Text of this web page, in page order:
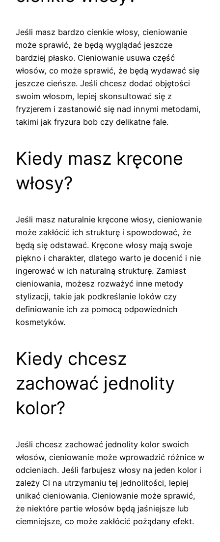
Jeśli masz bardzo cienkie włosy, cieniowanie
może sprawić, że będą wyglądać jeszcze
bardziej płasko. Cieniowanie usuwa część
włosów, co może sprawić, że będą wydawać się
jeszcze cieńsze. Jeśli chcesz dodać objętości
swoim włosom, lepiej skonsultować się z
fryzjerem i zastanowić się nad innymi metodami,
takimi jak fryzura bob czy delikatne fale.
Kiedy masz kręcone
włosy?
Jeśli masz naturalnie kręcone włosy, cieniowanie
może zakłócić ich strukturę i spowodować, że
będą się odstawać. Kręcone włosy mają swoje
piękno i charakter, dlatego warto je docenić i nie
ingerować w ich naturalną strukturę. Zamiast
cieniowania, możesz rozważyć inne metody
stylizacji, takie jak podkreślanie loków czy
definiowanie ich za pomocą odpowiednich
kosmetyków.
Kiedy chcesz
zachować jednolity
kolor?
Jeśli chcesz zachować jednolity kolor swoich
włosów, cieniowanie może wprowadzić różnice w
odcieniach. Jeśli farbujesz włosy na jeden kolor i
zależy Ci na utrzymaniu tej jednolitości, lepiej
unikać cieniowania. Cieniowanie może sprawić,
że niektóre partie włosów będą jaśniejsze lub
ciemniejsze, co może zakłócić pożądany efekt.